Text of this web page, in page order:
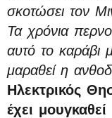
σκοτώσει τον
Τα χρόνια
αυτό το καράβι
μαραθεί η
Ηλεκτρικός
έχει μουγκαθεί